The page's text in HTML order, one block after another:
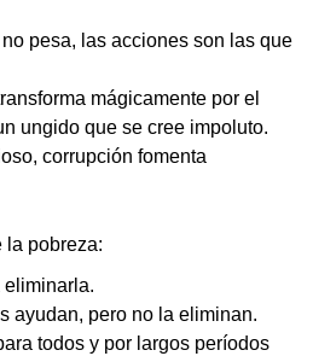
pesa, las acciones son las que
mágicamente por el
ungido que se cree impoluto.
corrupción fomenta
la pobreza:
eliminarla.
ayudan, pero no la eliminan.
todos y por largos períodos